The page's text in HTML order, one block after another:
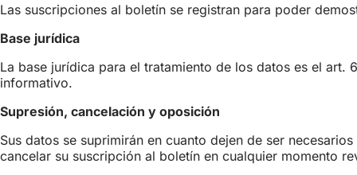
Las suscripciones al boletín se registran para poder
Base jurídica
La base jurídica para el tratamiento de los datos es el
informativo.
Supresión, cancelación y oposición
Sus datos se suprimirán en cuanto dejen de ser
cancelar su suscripción al boletín en cualquier momento